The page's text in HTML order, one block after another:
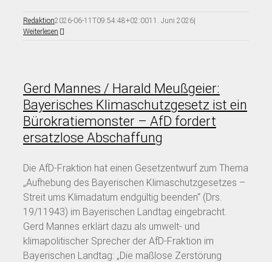
Redaktion2026-06-11T09:54:48+02:0011. Juni 2026|
Weiterlesen
Gerd Mannes / Harald Meußgeier:
Bayerisches Klimaschutzgesetz ist ein
Bürokratiemonster – AfD fordert
ersatzlose Abschaffung
Die AfD-Fraktion hat einen Gesetzentwurf zum Thema
„Aufhebung des Bayerischen Klimaschutzgesetzes –
Streit ums Klimadatum endgültig beenden“ (Drs.
19/11943) im Bayerischen Landtag eingebracht.
Gerd Mannes erklärt dazu als umwelt- und
klimapolitischer Sprecher der AfD-Fraktion im
Bayerischen Landtag: „Die maßlose Zerstörung